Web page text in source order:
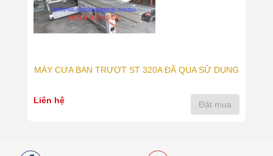
MÁY CƯA BAN TRƯỢT ST 320A ĐÃ QUA SỬ DỤNG
Liên hệ Đặt mua